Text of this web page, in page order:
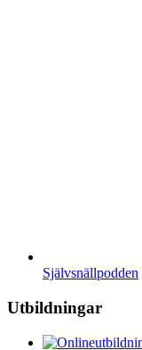
Självsnällpodden
Utbildningar